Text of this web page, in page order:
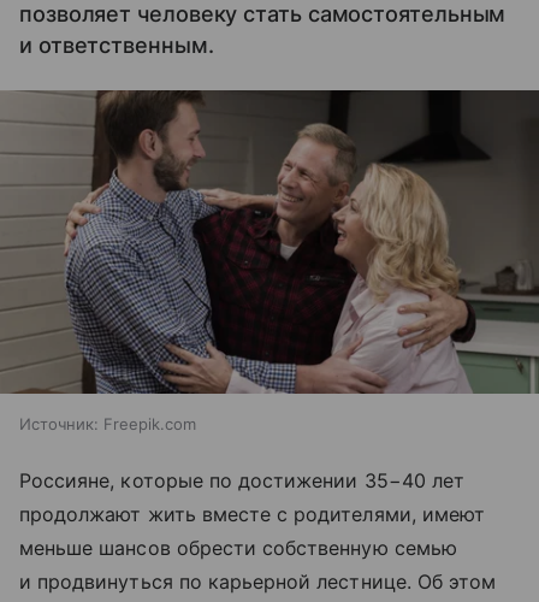
позволяет человеку стать самостоятельным
и ответственным.
Источник: Freepik.com
Россияне, которые по достижении 35−40 лет
продолжают жить вместе с родителями, имеют
меньше шансов обрести собственную семью
и продвинуться по карьерной лестнице. Об этом